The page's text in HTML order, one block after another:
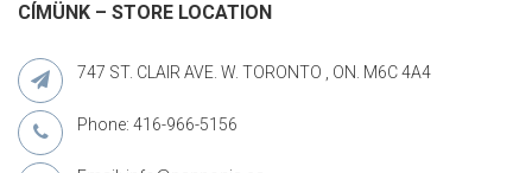
CÍMÜNK – STORE LOCATION
747 ST. CLAIR AVE. W. TORONTO , ON. M6C 4A4
Phone: 416-966-5156